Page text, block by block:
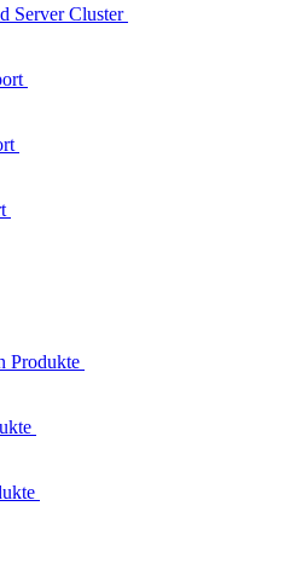
Server Cluster
Produkte